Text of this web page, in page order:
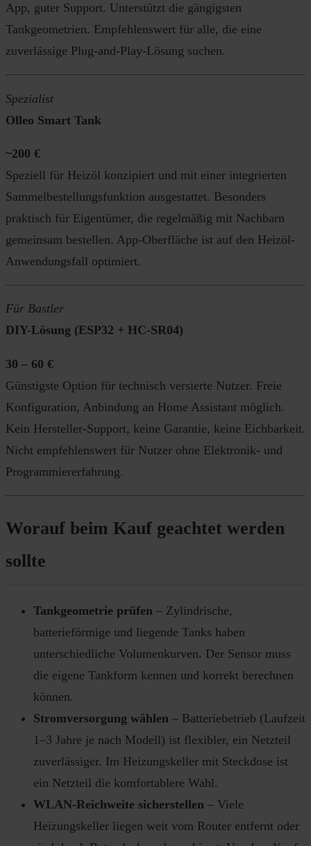
App, guter Support. Unterstützt die gängigsten
Tankgeometrien. Empfehlenswert für alle, die eine
zuverlässige Plug-and-Play-Lösung suchen.
Spezialist
Olleo Smart Tank
~200 €
Speziell für Heizöl konzipiert und mit einer integrierten
Sammelbestellungsfunktion ausgestattet. Besonders
praktisch für Eigentümer, die regelmäßig mit Nachbarn
gemeinsam bestellen. App-Oberfläche ist auf den Heizöl-
Anwendungsfall optimiert.
Für Bastler
DIY-Lösung (ESP32 + HC-SR04)
30 – 60 €
Günstigste Option für technisch versierte Nutzer. Freie
Konfiguration, Anbindung an Home Assistant möglich.
Kein Hersteller-Support, keine Garantie, keine Eichbarkeit.
Nicht empfehlenswert für Nutzer ohne Elektronik- und
Programmiererfahrung.
Worauf beim Kauf geachtet werden
sollte
Tankgeometrie prüfen – Zylindrische,
batterieförmige und liegende Tanks haben
unterschiedliche Volumenkurven. Der Sensor muss
die eigene Tankform kennen und korrekt berechnen
können.
Stromversorgung wählen – Batteriebetrieb (Laufzeit
1–3 Jahre je nach Modell) ist flexibler, ein Netzteil
zuverlässiger. Im Heizungskeller mit Steckdose ist
ein Netzteil die komfortablere Wahl.
WLAN-Reichweite sicherstellen – Viele
Heizungskeller liegen weit vom Router entfernt oder